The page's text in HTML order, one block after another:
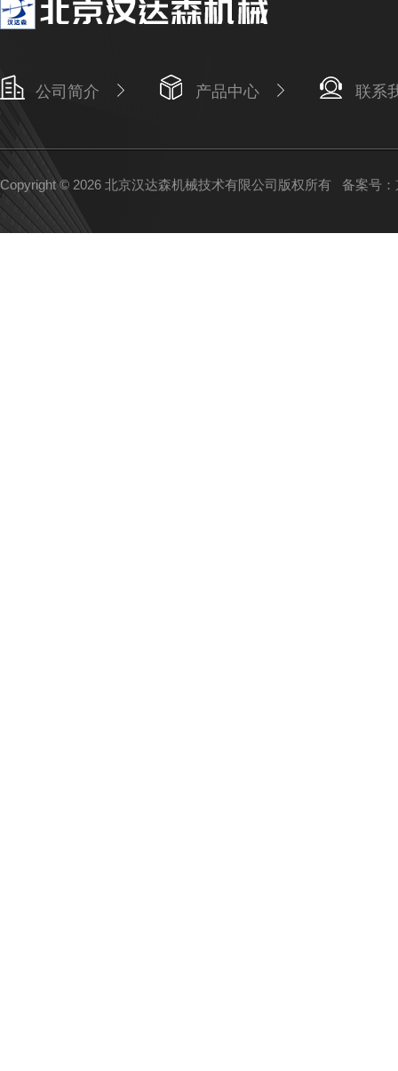
公司简介 产品中心 联系
Copyright © 2026 北京汉达森机械技术有限公司版权所有 备案号：